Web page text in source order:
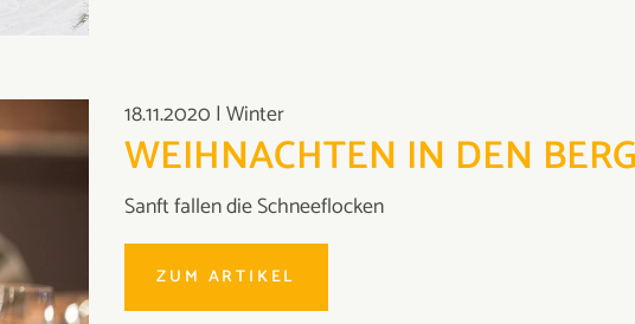
18.11.2020 | Winter
WEIHNACHTEN IN DEN
Sanft fallen die Schneeflocken
ZUM ARTIKEL